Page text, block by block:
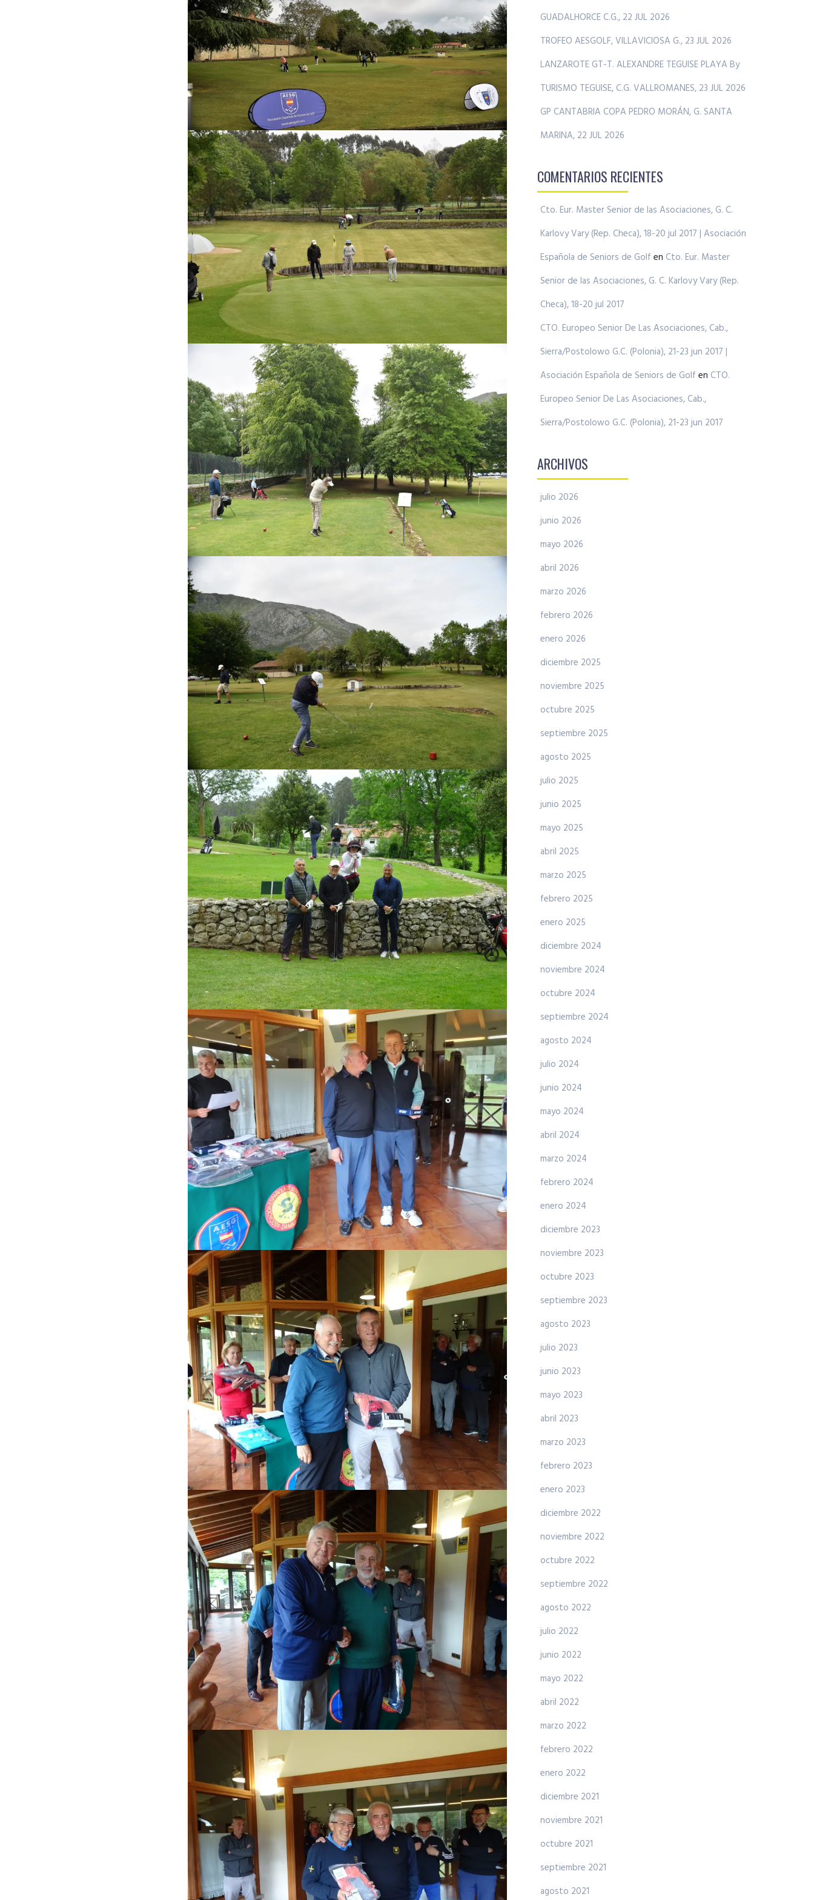
GUADALHORCE C.G., 22 JUL 2026
TROFEO AESGOLF, VILLAVICIOSA G., 23 JUL 2026
LANZAROTE GT-T. ALEXANDRE TEGUISE PLAYA By
TURISMO TEGUISE, C.G. VALLROMANES, 23 JUL 2026
GP CANTABRIA COPA PEDRO MORÁN, G. SANTA
MARINA, 22 JUL 2026
COMENTARIOS RECIENTES
Cto. Eur. Master Senior de las Asociaciones, G. C.
Karlovy Vary (Rep. Checa), 18-20 jul 2017 | Asociación
Española de Seniors de Golf en Cto. Eur. Master
Senior de las Asociaciones, G. C. Karlovy Vary (Rep.
Checa), 18-20 jul 2017
CTO. Europeo Senior De Las Asociaciones, Cab.,
Sierra/Postolowo G.C. (Polonia), 21-23 jun 2017 |
Asociación Española de Seniors de Golf en CTO.
Europeo Senior De Las Asociaciones, Cab.,
Sierra/Postolowo G.C. (Polonia), 21-23 jun 2017
ARCHIVOS
julio 2026
junio 2026
mayo 2026
abril 2026
marzo 2026
febrero 2026
enero 2026
diciembre 2025
noviembre 2025
octubre 2025
septiembre 2025
agosto 2025
julio 2025
junio 2025
mayo 2025
abril 2025
marzo 2025
febrero 2025
enero 2025
diciembre 2024
noviembre 2024
octubre 2024
septiembre 2024
agosto 2024
julio 2024
junio 2024
mayo 2024
abril 2024
marzo 2024
febrero 2024
enero 2024
diciembre 2023
noviembre 2023
octubre 2023
septiembre 2023
agosto 2023
julio 2023
junio 2023
mayo 2023
abril 2023
marzo 2023
febrero 2023
enero 2023
diciembre 2022
noviembre 2022
octubre 2022
septiembre 2022
agosto 2022
julio 2022
junio 2022
mayo 2022
abril 2022
marzo 2022
febrero 2022
enero 2022
diciembre 2021
noviembre 2021
octubre 2021
septiembre 2021
agosto 2021